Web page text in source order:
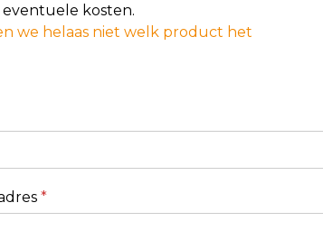
eventuele kosten.
we helaas niet welk product het
*